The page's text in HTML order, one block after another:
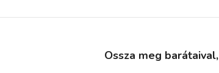
Ossza meg